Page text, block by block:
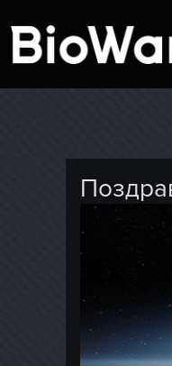
BioWare Blog